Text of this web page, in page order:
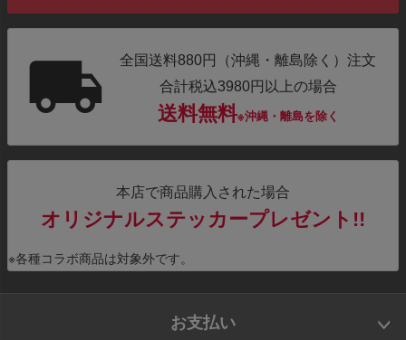
全国送料880円（沖縄・離島除く）注文
合計税込3980円以上の場合
送料無料※沖縄・離島を除く
本店で商品購入された場合
オリジナルステッカープレゼント!!
※各種コラボ商品は対象外です。
お支払い